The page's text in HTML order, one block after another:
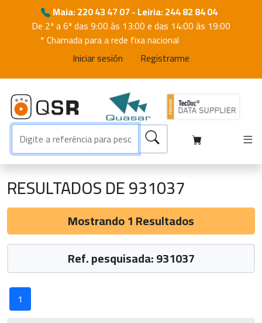
Maia: 220 43 47 07 - Leiria: 244 82 84 04
De 2ª a 6ª das 9:00 às 13:00 e das 14:00 às 19:00
* Chamada para a rede fixa nacional
Iniciar sesión
Registrarme
RESULTADOS DE 931037
Mostrando 1 Resultados
Ref. pesquisada: 931037
1